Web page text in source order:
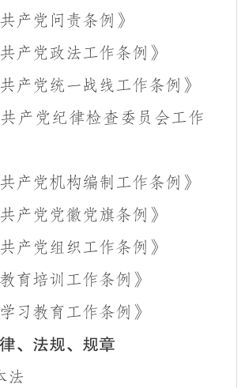
产党问责条例》
产党政法工作条例》
产党统一战线工作条例》
共产党纪律检查委员会工作
产党机构编制工作条例》
产党党徽党旗条例》
产党组织工作条例》
育培训工作条例》
习教育工作条例》
、法规、规章
法